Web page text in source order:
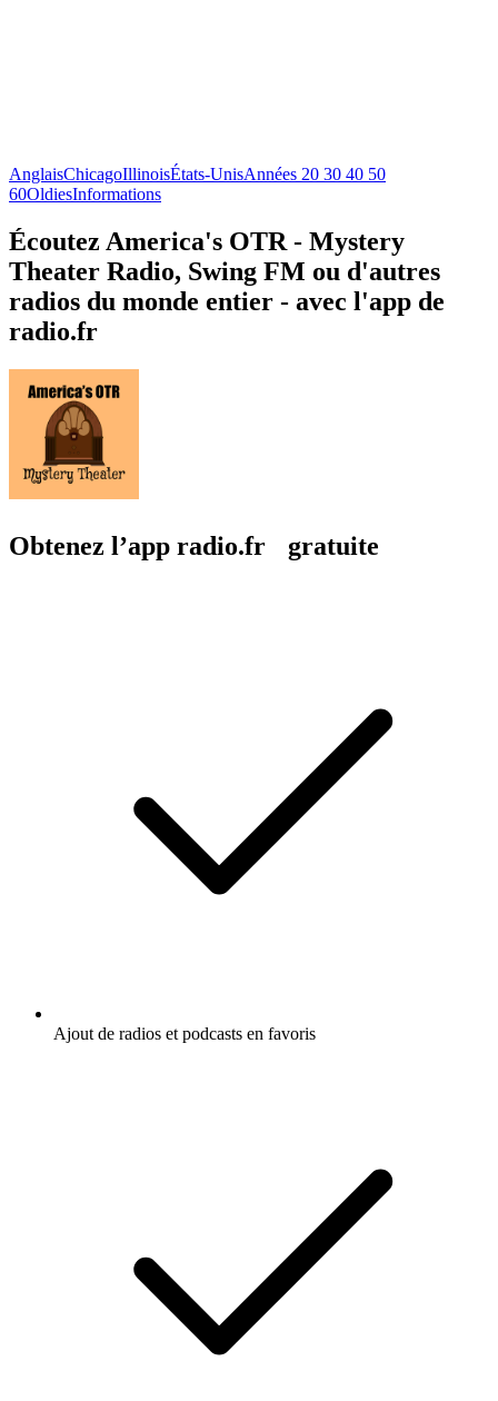
AnglaisChicagoIllinoisÉtats-UnisAnnées 20 30 40 50
60OldiesInformations
Écoutez America's OTR - Mystery
Theater Radio, Swing FM ou d'autres
radios du monde entier - avec l'app de
radio.fr
Obtenez l’app radio.fr gratuite
Ajout de radios et podcasts en favoris